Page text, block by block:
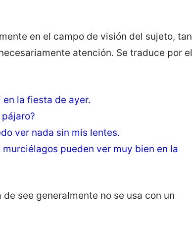
en el campo de visión del sujeto, tan
atención. Se traduce por el
la fiesta de ayer.
ver nada sin mis lentes.
pueden ver muy bien en la
see generalmente no se usa con un